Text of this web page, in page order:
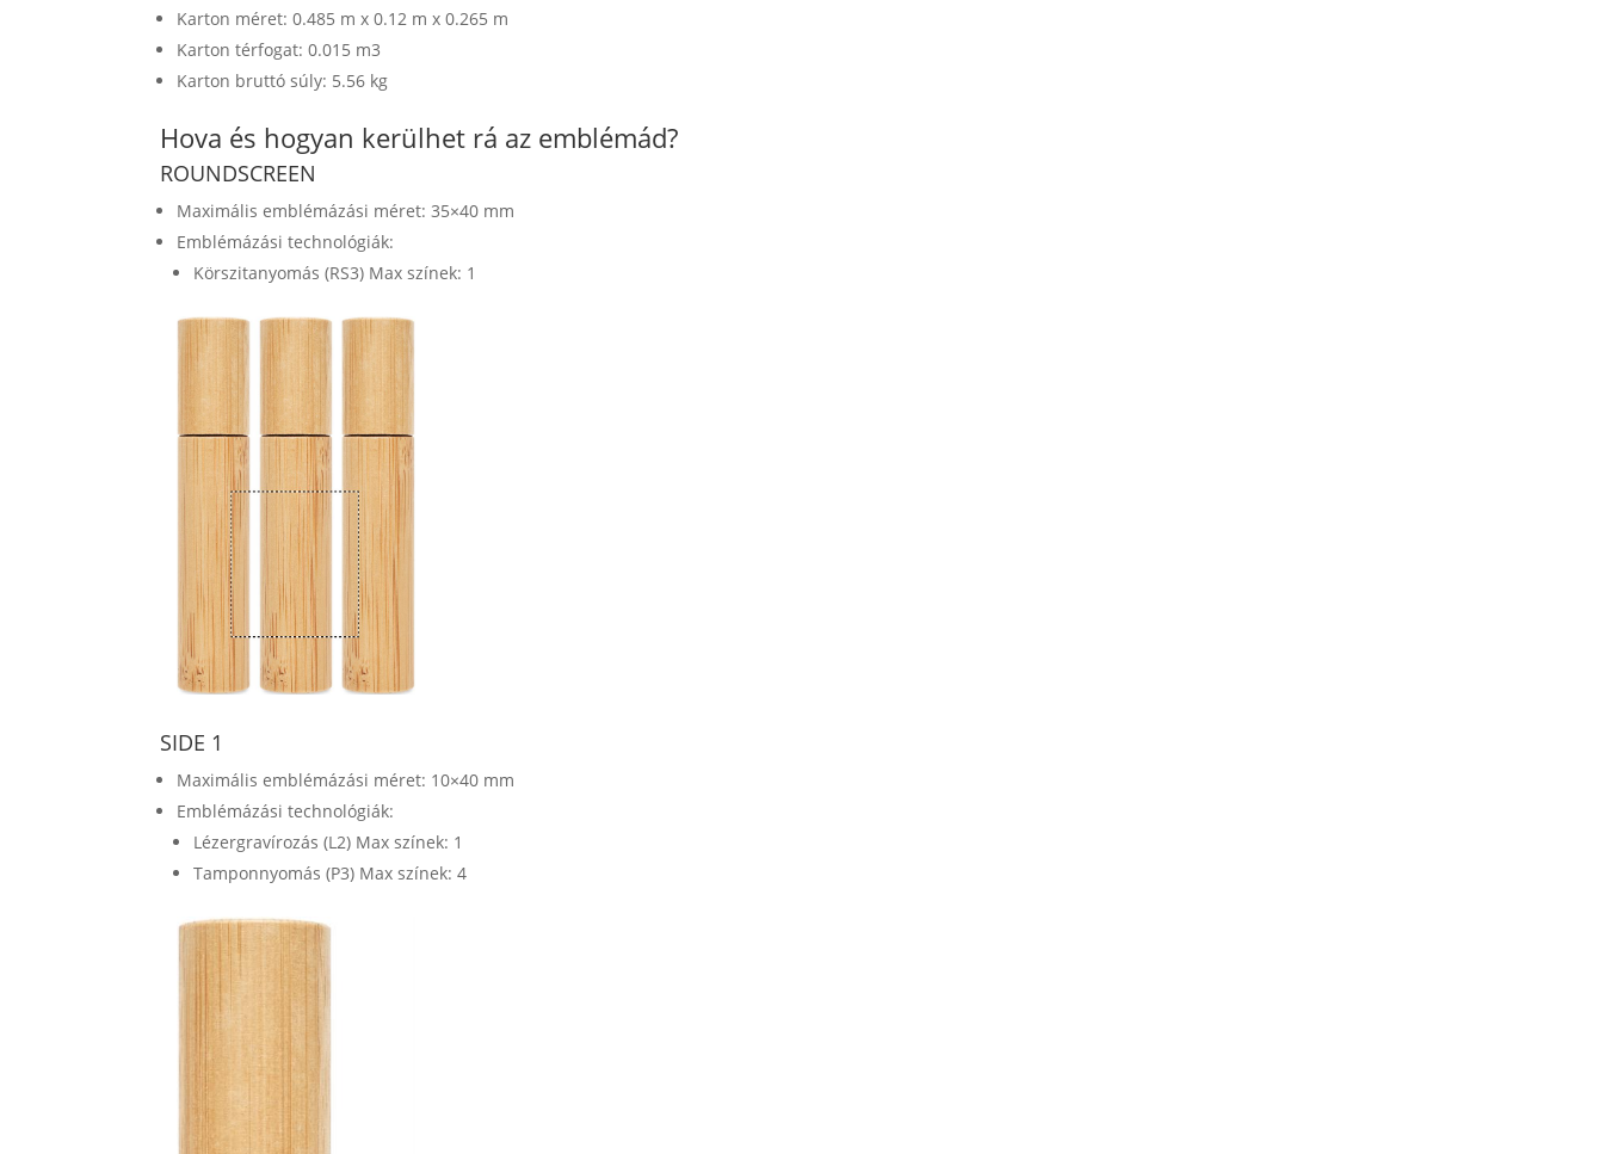
Karton méret: 0.485 m x 0.12 m x 0.265 m
Karton térfogat: 0.015 m3
Karton bruttó súly: 5.56 kg
Hova és hogyan kerülhet rá az emblémád?
ROUNDSCREEN
Maximális emblémázási méret: 35×40 mm
Emblémázási technológiák:
Körszitanyomás (RS3) Max színek: 1
SIDE 1
Maximális emblémázási méret: 10×40 mm
Emblémázási technológiák:
Lézergravírozás (L2) Max színek: 1
Tamponnyomás (P3) Max színek: 4